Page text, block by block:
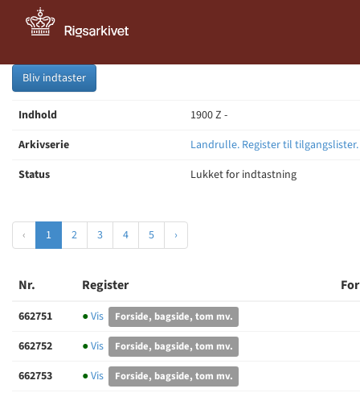
Bliv indtaster
Indhold
1900 Z -
Arkivserie
Landrulle. Register til
Status
Lukket for indtastning
‹ 1 2 3 4 5 ›
Nr. Register
662751 ●Vis Forside, bagside, tom mv.
662752 ●Vis Forside, bagside, tom mv.
662753 ●Vis Forside, bagside, tom mv.